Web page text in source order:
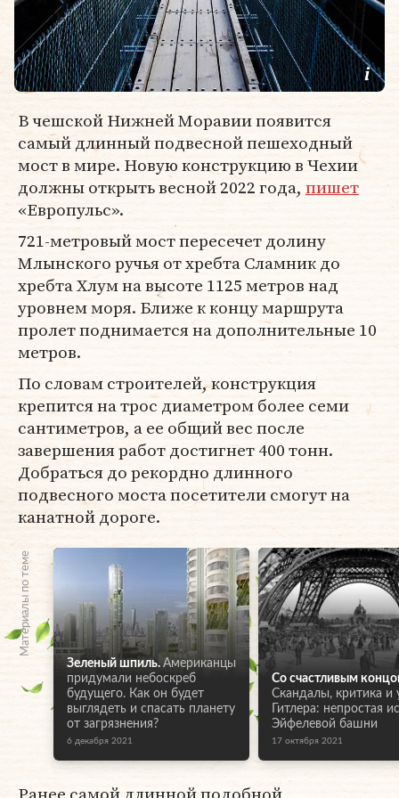
В чешской Нижней Моравии появится
самый длинный подвесной пешеходный
мост в мире. Новую конструкцию в Чехии
должны открыть весной 2022 года, пишет
«Европульс».
721-метровый мост пересечет долину
Млынского ручья от хребта Сламник до
хребта Хлум на высоте 1125 метров над
уровнем моря. Ближе к концу маршрута
пролет поднимается на дополнительные 10
метров.
По словам строителей, конструкция
крепится на трос диаметром более семи
сантиметров, а ее общий вес после
завершения работ достигнет 400 тонн.
Добраться до рекордно длинного
подвесного моста посетители смогут на
канатной дороге.
Материалы по теме
Зеленый шпиль. Американцы
придумали небоскреб
будущего. Как он будет
выглядеть и спасать планету
от загрязнения?
6 декабря 2021
Со счастливым
Скандалы, критика и
Гитлера: непростая
Эйфелевой башни
17 октября 2021